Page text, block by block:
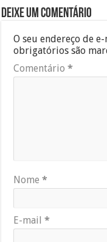
Deixe um comentário
O seu endereço de
obrigatórios são
Comentário*
Nome*
E-mail*